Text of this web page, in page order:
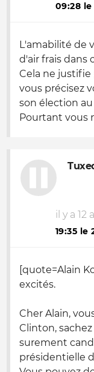
09:28 le
L'amabilité de
d'air frais dans
Cela ne justifie
vous précisez
son élection
Pourtant vous
il y a 12
19:35 le
[quote=Alain
excités.
Cher Alain,
Clinton,
surement
présidentielle